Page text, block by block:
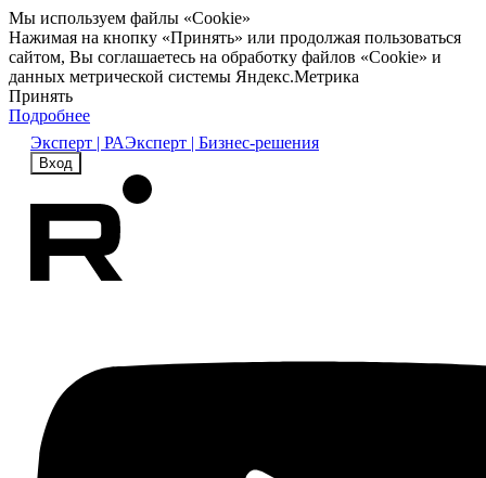
Мы используем файлы «Cookie»
Нажимая на кнопку «Принять» или продолжая пользоваться
сайтом, Вы соглашаетесь на обработку файлов «Cookie» и
данных метрической системы Яндекс.Метрика
Принять
Подробнее
Эксперт | РАЭксперт | Бизнес-решения
Вход